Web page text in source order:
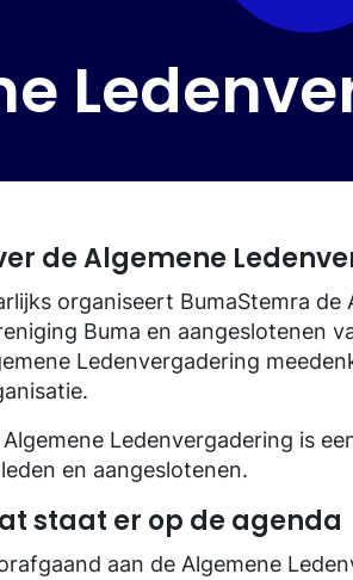
de Algemene
organiseert BumaStemra de
Buma en aangeslotenen
Ledenvergadering
Algemene Ledenvergadering is
en aangeslotenen.
staat er op de agenda
aan de Algemene